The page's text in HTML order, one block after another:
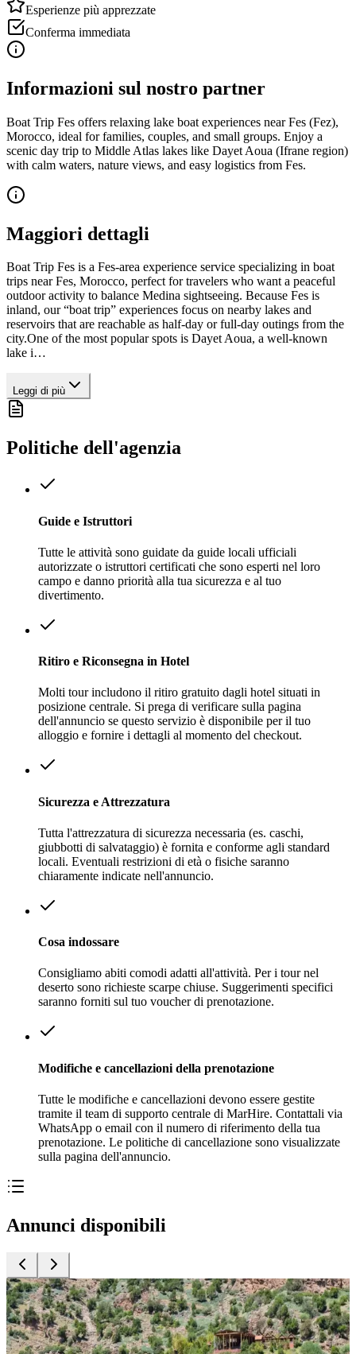
Esperienze più apprezzate
Conferma immediata
Informazioni sul nostro partner
Boat Trip Fes offers relaxing lake boat experiences near Fes (Fez),
Morocco, ideal for families, couples, and small groups. Enjoy a
scenic day trip to Middle Atlas lakes like Dayet Aoua (Ifrane region)
with calm waters, nature views, and easy logistics from Fes.
Maggiori dettagli
Boat Trip Fes is a Fes-area experience service specializing in boat
trips near Fes, Morocco, perfect for travelers who want a peaceful
outdoor activity to balance Medina sightseeing. Because Fes is
inland, our “boat trip” experiences focus on nearby lakes and
reservoirs that are reachable as half-day or full-day outings from the
city.One of the most popular spots is Dayet Aoua, a well-known
lake i…
Leggi di più
Politiche dell'agenzia
Guide e Istruttori
Tutte le attività sono guidate da guide locali ufficiali
autorizzate o istruttori certificati che sono esperti nel loro
campo e danno priorità alla tua sicurezza e al tuo
divertimento.
Ritiro e Riconsegna in Hotel
Molti tour includono il ritiro gratuito dagli hotel situati in
posizione centrale. Si prega di verificare sulla pagina
dell'annuncio se questo servizio è disponibile per il tuo
alloggio e fornire i dettagli al momento del checkout.
Sicurezza e Attrezzatura
Tutta l'attrezzatura di sicurezza necessaria (es. caschi,
giubbotti di salvataggio) è fornita e conforme agli standard
locali. Eventuali restrizioni di età o fisiche saranno
chiaramente indicate nell'annuncio.
Cosa indossare
Consigliamo abiti comodi adatti all'attività. Per i tour nel
deserto sono richieste scarpe chiuse. Suggerimenti specifici
saranno forniti sul tuo voucher di prenotazione.
Modifiche e cancellazioni della prenotazione
Tutte le modifiche e cancellazioni devono essere gestite
tramite il team di supporto centrale di MarHire. Contattali via
WhatsApp o email con il numero di riferimento della tua
prenotazione. Le politiche di cancellazione sono visualizzate
sulla pagina dell'annuncio.
Annunci disponibili
Attività
Bin El Ouidane Kayak per 1 Ora fino a 2 Persone